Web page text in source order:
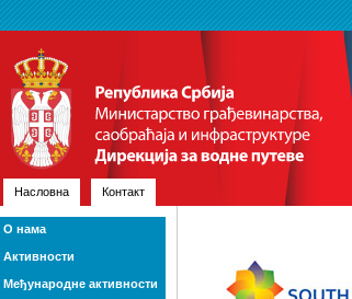
Насловна Контакт
О нама
Активности
Међународне активности